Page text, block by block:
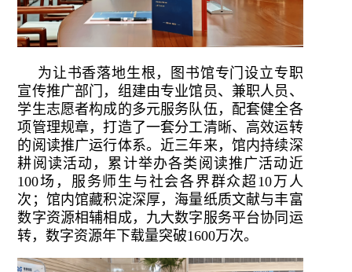
为让书香落地生根，图书馆专门设立专职
宣传推广部门，组建由专业馆员、兼职人员、
学生志愿者构成的多元服务队伍，配套健全各
项管理规章，打造了一套分工清晰、高效运转
的阅读推广运行体系。近三年来，馆内持续深
耕阅读活动，累计举办各类阅读推广活动近
100场，服务师生与社会各界群众超10万人
次；馆内馆藏积淀深厚，海量纸质文献与丰富
数字资源相辅相成，九大数字服务平台协同运
转，数字资源年下载量突破1600万次。